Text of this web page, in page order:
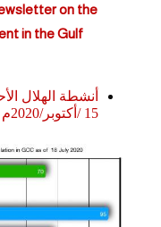
on the
in the Gulf
15 /أكتوبر/2020م